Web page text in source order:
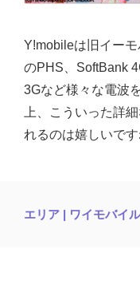
Y!mobileは旧イー
のPHS、SoftBank
3Gなど様々な電波
上、こういった詳
れるのは嬉しいです
エリア | ワイモバイ